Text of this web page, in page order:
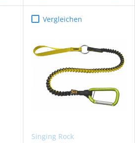
Vergleichen
Singing Rock